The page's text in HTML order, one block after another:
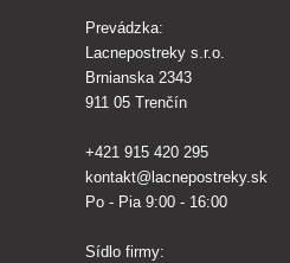
Prevádzka:
Lacnepostreky s.r.o.
Brnianska 2343
911 05 Trenčín
+421 915 420 295
kontakt@lacnepostreky.sk
Po - Pia 9:00 - 16:00
Sídlo firmy: